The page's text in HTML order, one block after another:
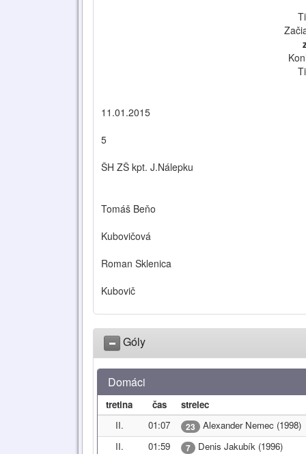
11.01.2015
5
ŠH ZŠ kpt. J.Nálepku
Tomáš Beňo
Kubovičová
Roman Sklenica
Kubovič
Góly
Domáci
tretina čas
strelec
II.
01:07 23
Alexander Nemec (1998)
II.
01:59 7
Denis Jakubík (1996)